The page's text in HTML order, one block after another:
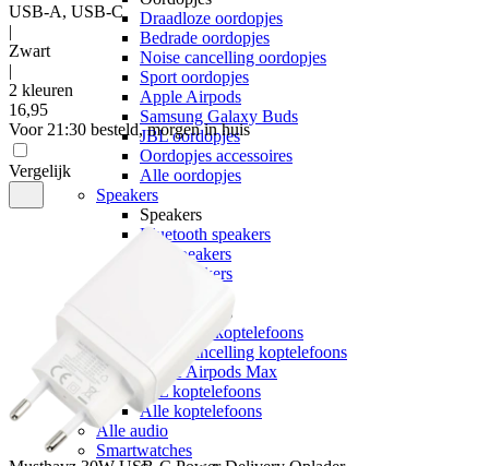
Draadloze oordopjes
Bedrade oordopjes
Noise cancelling oordopjes
Sport oordopjes
Apple Airpods
Samsung Galaxy Buds
JBL oordopjes
Oordopjes accessoires
Alle oordopjes
Speakers
Speakers
Bluetooth speakers
JBL speakers
Alle speakers
Koptelefoons
Draadloze koptelefoons
Noise cancelling koptelefoons
Apple Airpods Max
JBL koptelefoons
Alle koptelefoons
Alle audio
Smartwatches
USB-A, USB-C
|
Zwart
|
2 kleuren
16,95
Voor 21:30 besteld, morgen in huis
Vergelijk